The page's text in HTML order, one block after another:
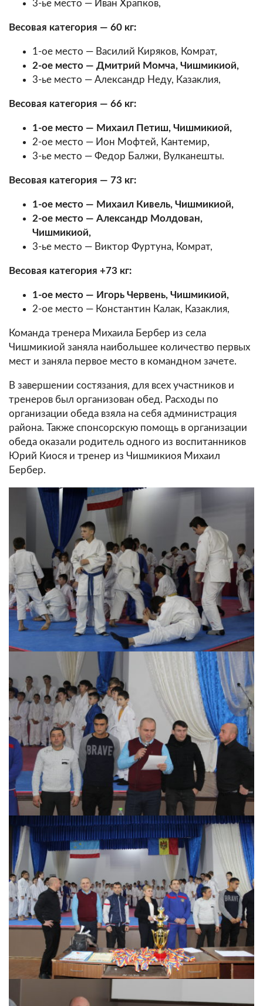
3-ье место — Иван Храпков,
Весовая категория — 60 кг:
1-ое место — Василий Киряков, Комрат,
2-ое место — Дмитрий Момча, Чишмикиой,
3-ье место — Александр Неду, Казаклия,
Весовая категория — 66 кг:
1-ое место — Михаил Петиш, Чишмикиой,
2-ое место — Ион Мофтей, Кантемир,
3-ье место — Федор Балжи, Вулканешты.
Весовая категория — 73 кг:
1-ое место — Михаил Кивель, Чишмикиой,
2-ое место — Александр Молдован,
Чишмикиой,
3-ье место — Виктор Фуртуна, Комрат,
Весовая категория +73 кг:
1-ое место — Игорь Червень, Чишмикиой,
2-ое место — Константин Калак, Казаклия,
Команда тренера Михаила Бербер из села
Чишмикиой заняла наибольшее количество первых
мест и заняла первое место в командном зачете.
В завершении состязания, для всех участников и
тренеров был организован обед. Расходы по
организации обеда взяла на себя администрация
района. Также спонсорскую помощь в организации
обеда оказали родитель одного из воспитанников
Юрий Киося и тренер из Чишмикиоя Михаил
Бербер.